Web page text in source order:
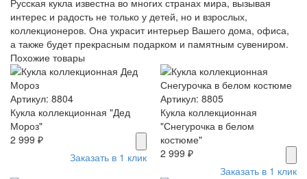
Русская кукла известна во многих странах мира, вызывая
интерес и радость не только у детей, но и взрослых,
коллекционеров. Она украсит интерьер Вашего дома, офиса,
а также будет прекрасным подарком и памятным сувениром.
Похожие товары
Артикул: 8804
Кукла коллекционная "Дед
Мороз"
2 999 ₽
Заказать в 1 клик
Артикул: 8805
Кукла коллекционная
"Снегурочка в белом
костюме"
2 999 ₽
Заказать в 1 клик